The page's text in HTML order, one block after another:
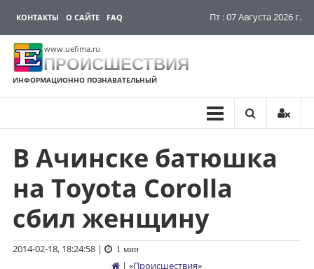
КОНТАКТЫ О САЙТЕ FAQ Пт : 07 Августа 2026 г.
www.uefima.ru
ПРОИСШЕСТВИЯ
ИНФОРМАЦИОННО ПОЗНАВАТЕЛЬНЫЙ
Перейти
содержимому
В Ачинске батюшка
на Toyota Corolla
сбил женщину
2014-02-18, 18:24:58| 1 мин
| «Происшествия»